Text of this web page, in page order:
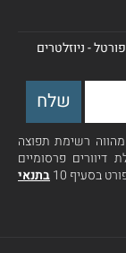
- ניוזלטרים
רשימת תפוצה
דיוורים פרסומיים
בסעיף 10
בתנאי